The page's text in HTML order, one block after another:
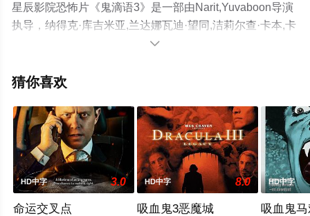
星辰影院恐怖片《鬼滴语3》是一部由Narit,Yuvaboon导演
执导，纳得克·库吉米亚,兰达娜瓦迪·望同,洁莉尔查·卡本,卡
杰布泓迪缇特·珈迪,佩拉克里特·帕查拉布纳亚基特等演员精
大全就上星辰影视，更多相关信息可移步至豆瓣电影、电

猜你喜欢
HD中字 3.0
命运交叉点
HD中字 8.0
吸血鬼3恶魔城
HD中字
吸血鬼